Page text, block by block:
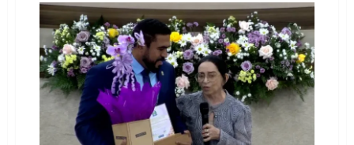
Castro
reverencia
o
pioneirismo
de
Dona
Neidinha
e
a
resiliência
da
mãe
solo